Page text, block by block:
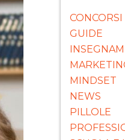
CONCORSI
GUIDE
MINDSET
NEWS
PILLOLE